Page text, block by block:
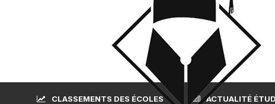
CLASSEMENTS DES ÉCOLES ACTUALITÉ